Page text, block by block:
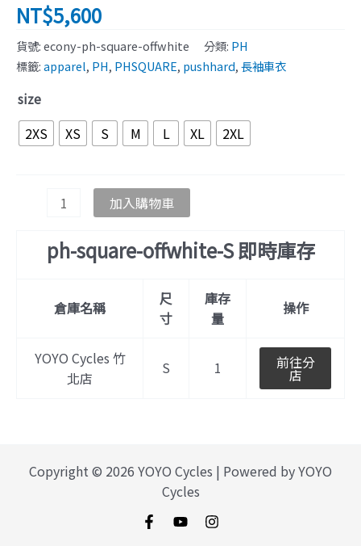
NT$5,600
貨號:econy-ph-square-offwhite 分類: PH
標籤:apparel, PH, PHSQUARE, pushhard,長袖車衣
size
2XS
XS S M L XL 2XL
WHITE
222
米
數
量
加入購物車
ph-square-offwhite-S 即時庫存
倉庫名稱
尺
寸
庫存
量
操作
YOYO Cycles 竹
北店
S 1 前往分
店
Copyright © 2026 YOYO Cycles | Powered by YOYO
Cycles